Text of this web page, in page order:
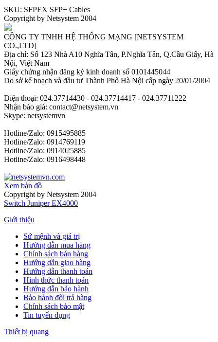
SKU: SFPEX SFP+ Cables
Copyright by Netsystem 2004
CÔNG TY TNHH HỆ THỐNG MẠNG [NETSYSTEM
CO.,LTD]
Địa chỉ: Số 123 Nhà A10 Nghĩa Tân, P.Nghĩa Tân, Q.Cầu Giấy, Hà
Nội, Việt Nam
Giấy chứng nhận đăng ký kinh doanh số 0101445044
Do sở kế hoạch và đầu tư Thành Phố Hà Nội cấp ngày 20/01/2004
Điện thoại: 024.37714430 - 024.37714417 - 024.37711222
Nhận báo giá: contact@netsystem.vn
Skype: netsystemvn
Hotline/Zalo: 0915495885
Hotline/Zalo: 0914769119
Hotline/Zalo: 0914025885
Hotline/Zalo: 0916498448
Xem bản đồ
Copyright by Netsystem 2004
Switch Juniper EX4000
Giới thiệu
Sứ mệnh và giá trị
Hướng dẫn mua hàng
Chính sách bán hàng
Hướng dẫn giao hàng
Hướng dẫn thanh toán
Hình thức thanh toán
Hướng dẫn bảo hành
Bảo hành đổi trả hàng
Chính sách bảo mật
Tin tuyển dụng
Thiết bị quang